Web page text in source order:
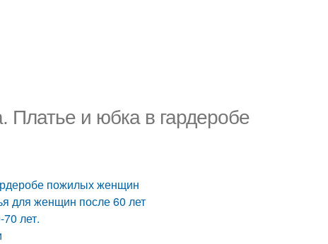
Платье и юбка в гардеробе
пожилых женщин
для женщин после 60 лет
лет.